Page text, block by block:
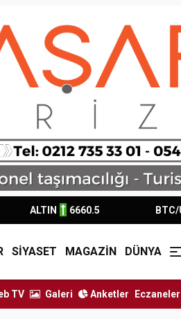
ALTIN 6660.5 BTC/
SİYASET MAGAZİN DÜNYA
TV Galeri Anketler Eczaneler